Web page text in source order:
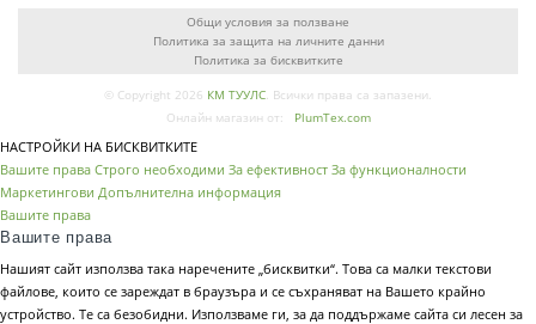
Общи условия за ползване
Политика за защита на личните данни
Политика за бисквитките
© Copyright 2026 КМ ТУУЛС . Всички права са запазени.
Онлайн магазин от:
PlumTex.com
НАСТРОЙКИ НА БИСКВИТКИТЕ
Вашите права Строго необходими За ефективност За функционалности
Маркетингови Допълнителна информация
Вашите права
Вашите права
Нашият сайт използва така наречените „бисквитки“. Това са малки текстови
файлове, които се зареждат в браузъра и се съхраняват на Вашето крайно
устройство. Те са безобидни. Използваме ги, за да поддържаме сайта си лесен за